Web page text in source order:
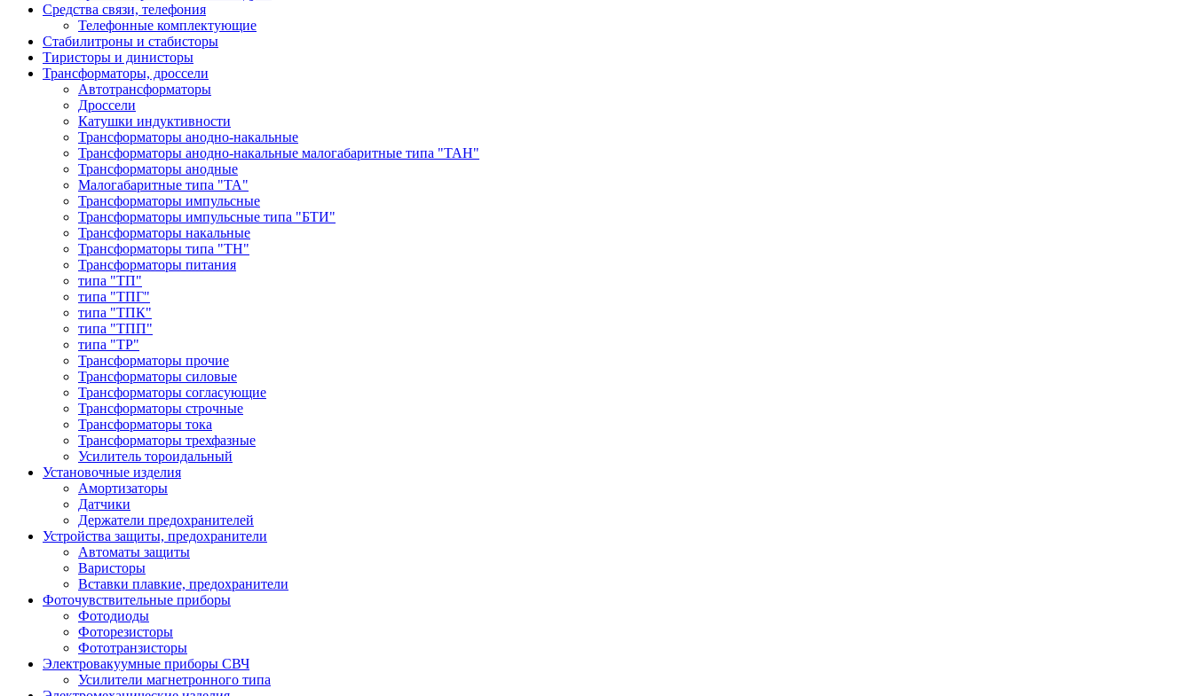
Средства связи, телефония
Телефонные комплектующие
Стабилитроны и стабисторы
Тиристоры и динисторы
Трансформаторы, дроссели
Автотрансформаторы
Дроссели
Катушки индуктивности
Трансформаторы анодно-накальные
Трансформаторы анодно-накальные малогабаритные типа "ТАН"
Трансформаторы анодные
Малогабаритные типа "ТА"
Трансформаторы импульсные
Трансформаторы импульсные типа "БТИ"
Трансформаторы накальные
Трансформаторы типа "ТН"
Трансформаторы питания
типа "ТП"
типа "ТПГ"
типа "ТПК"
типа "ТПП"
типа "ТР"
Трансформаторы прочие
Трансформаторы силовые
Трансформаторы согласующие
Трансформаторы строчные
Трансформаторы тока
Трансформаторы трехфазные
Усилитель тороидальный
Установочные изделия
Амортизаторы
Датчики
Держатели предохранителей
Устройства защиты, предохранители
Автоматы защиты
Варисторы
Вставки плавкие, предохранители
Фоточувствительные приборы
Фотодиоды
Фоторезисторы
Фототранзисторы
Электровакуумные приборы СВЧ
Усилители магнетронного типа